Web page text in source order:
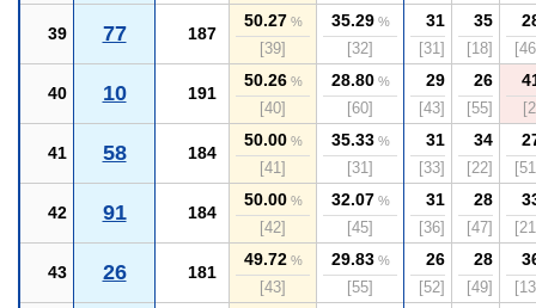
39 77 187
50.27%
[39]
35.29%
[32]
31
[31]
35
[18]
40 10 191
50.26%
[40]
28.80%
[60]
29
[43]
26
[55]
41 58 184
50.00%
[41]
35.33%
[31]
31
[33]
34
[22]
42 91 184
50.00%
[42]
32.07%
[45]
31
[36]
28
[47]
43 26 181
49.72%
[43]
29.83%
[55]
26
[52]
28
[49]